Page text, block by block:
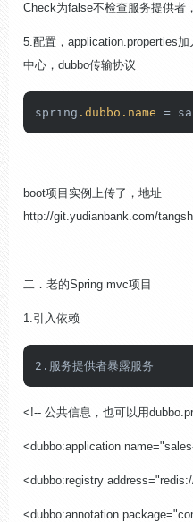
Check为false不检查服务提供者
5.配置， application.properties加
中心， dubbo传输协议
spring .dubbo .name =
boot项目实例上传了，地址
http://git.yudianbank.com/
二．老的Spring mvc项目
1.引入依赖
2.服务提供者暴露服务
<!-- 公共信息，也可以用
<dubbo:application
<dubbo:registry
<dubbo:annotation